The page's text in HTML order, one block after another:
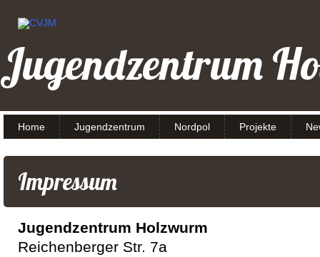
Jugendzentrum
Home Jugendzentrum Nordpol Projekte
Impressum
Jugendzentrum Holzwurm
Reichenberger Str. 7a